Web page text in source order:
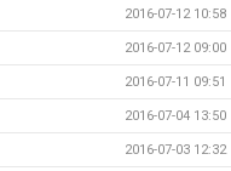
2016-07-12 10:58
2016-07-12 09:00
2016-07-11 09:51
2016-07-04 13:50
2016-07-03 12:32